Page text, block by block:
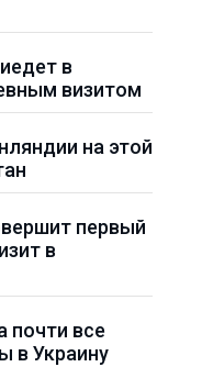
в
визитом
на этой
первый
в
почти все
в Украину